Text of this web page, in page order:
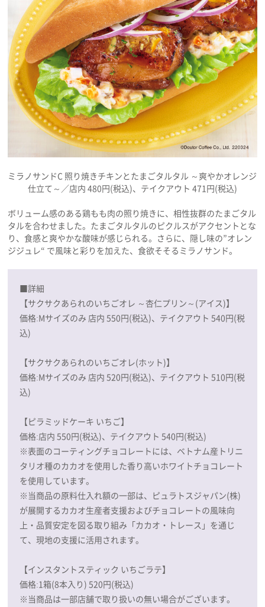
ミラノサンドC 照り焼きチキンとたまごタルタル ～爽やかオレンジ
仕立て～／店内 480円(税込)、テイクアウト 471円(税込)
ボリューム感のある鶏もも肉の照り焼きに、相性抜群のたまごタル
タルを合わせました。たまごタルタルのピクルスがアクセントとな
り、食感と爽やかな酸味が感じられる。さらに、隠し味の”オレン
ジジュレ“ で風味と彩りを加えた、食欲そそるミラノサンド。
■詳細
【サクサクあられのいちごオレ ～杏仁プリン～(アイス)】
価格:Mサイズのみ 店内 550円(税込)、テイクアウト 540円(税
込)
【サクサクあられのいちごオレ(ホット)】
価格:Mサイズのみ 店内 520円(税込)、テイクアウト 510円(税
込)
【ピラミッドケーキ いちご】
価格:店内 550円(税込)、テイクアウト 540円(税込)
※表面のコーティングチョコレートには、ベトナム産トリニ
タリオ種のカカオを使用した香り高いホワイトチョコレート
を使用しています。
※当商品の原料仕入れ額の一部は、ピュラトスジャパン(株)
が展開するカカオ生産者支援およびチョコレートの風味向
上・品質安定を図る取り組み「カカオ・トレース」を通じ
て、現地の支援に活用されます。
【インスタントスティック いちごラテ】
価格:1箱(8本入り) 520円(税込)
※当商品は一部店舗で取り扱いの無い場合がございます。